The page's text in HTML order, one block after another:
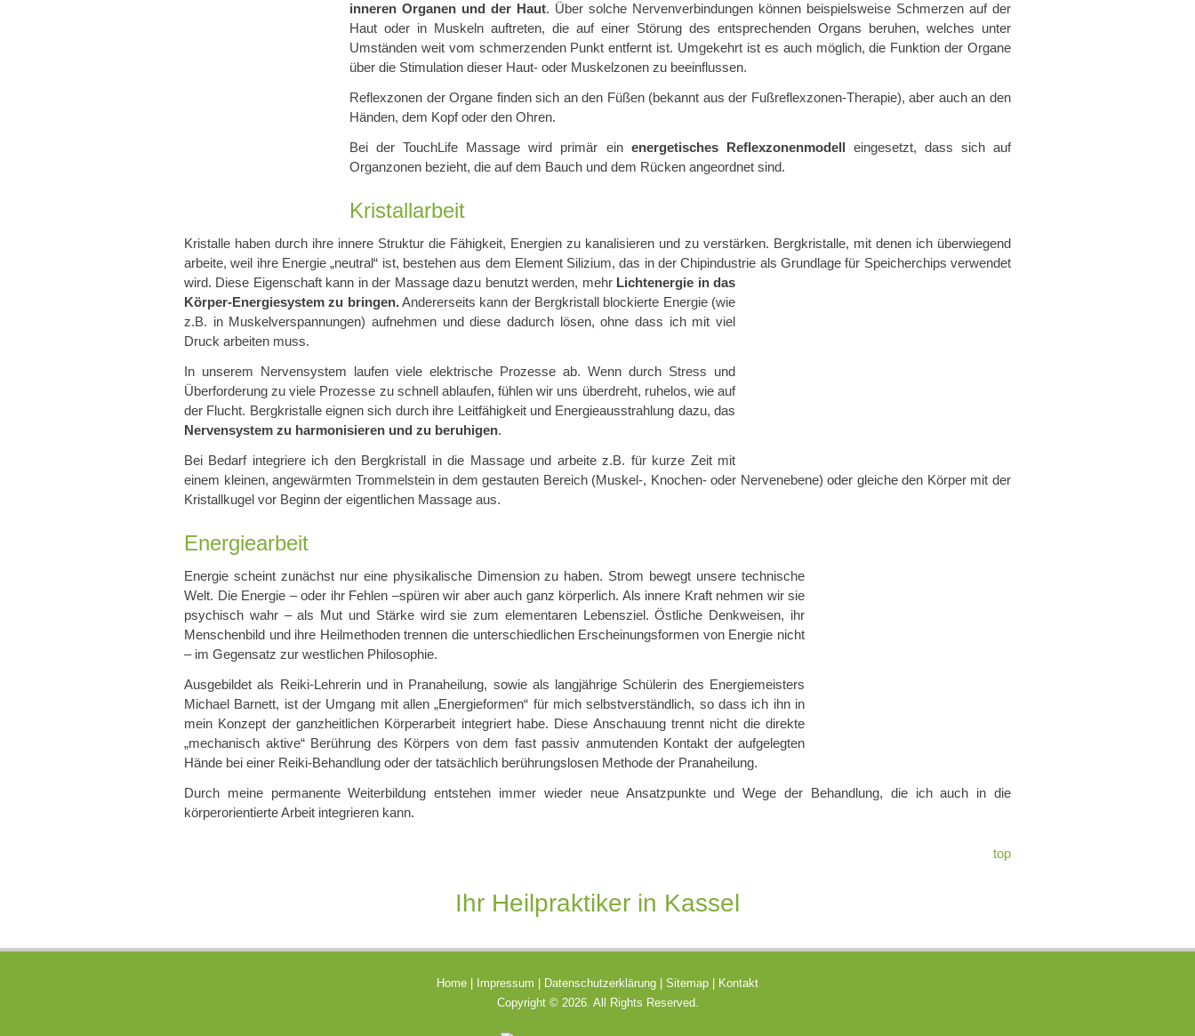
inneren Organen und der Haut. Über solche Nervenverbindungen können beispielsweise Schmerzen auf der
Haut oder in Muskeln auftreten, die auf einer Störung des entsprechenden Organs beruhen, welches unter
Umständen weit vom schmerzenden Punkt entfernt ist. Umgekehrt ist es auch möglich, die Funktion der Organe
über die Stimulation dieser Haut- oder Muskelzonen zu beeinflussen.
Reflexzonen der Organe finden sich an den Füßen (bekannt aus der Fußreflexzonen-Therapie), aber auch an den
Händen, dem Kopf oder den Ohren.
Bei der TouchLife Massage wird primär ein energetisches Reflexzonenmodell eingesetzt, dass sich auf
Organzonen bezieht, die auf dem Bauch und dem Rücken angeordnet sind.
Kristallarbeit
Kristalle haben durch ihre innere Struktur die Fähigkeit, Energien zu kanalisieren und zu verstärken. Bergkristalle, mit denen ich überwiegend
arbeite, weil ihre Energie „neutral“ ist, bestehen aus dem Element Silizium, das in der Chipindustrie als Grundlage für Speicherchips verwendet
wird. Diese Eigenschaft kann in der Massage dazu benutzt werden, mehr Lichtenergie in das
Körper-Energiesystem zu bringen.Andererseits kann der Bergkristall blockierte Energie (wie
z.B. in Muskelverspannungen) aufnehmen und diese dadurch lösen, ohne dass ich mit viel
Druck arbeiten muss.
In unserem Nervensystem laufen viele elektrische Prozesse ab. Wenn durch Stress und
Überforderung zu viele Prozesse zu schnell ablaufen, fühlen wir uns überdreht, ruhelos, wie auf
der Flucht. Bergkristalle eignen sich durch ihre Leitfähigkeit und Energieausstrahlung dazu, das
Nervensystem zu harmonisieren und zu beruhigen.
Bei Bedarf integriere ich den Bergkristall in die Massage und arbeite z.B. für kurze Zeit mit
einem kleinen, angewärmten Trommelstein in dem gestauten Bereich (Muskel-, Knochen- oder Nervenebene) oder gleiche den Körper mit der
Kristallkugel vor Beginn der eigentlichen Massage aus.
Energiearbeit
Energie scheint zunächst nur eine physikalische Dimension zu haben. Strom bewegt unsere technische
Welt. Die Energie – oder ihr Fehlen –spüren wir aber auch ganz körperlich. Als innere Kraft nehmen wir sie
psychisch wahr – als Mut und Stärke wird sie zum elementaren Lebensziel. Östliche Denkweisen, ihr
Menschenbild und ihre Heilmethoden trennen die unterschiedlichen Erscheinungsformen von Energie nicht
– im Gegensatz zur westlichen Philosophie.
Ausgebildet als Reiki-Lehrerin und in Pranaheilung, sowie als langjährige Schülerin des Energiemeisters
Michael Barnett, ist der Umgang mit allen „Energieformen“ für mich selbstverständlich, so dass ich ihn in
mein Konzept der ganzheitlichen Körperarbeit integriert habe. Diese Anschauung trennt nicht die direkte
„mechanisch aktive“ Berührung des Körpers von dem fast passiv anmutenden Kontakt der aufgelegten
Hände bei einer Reiki-Behandlung oder der tatsächlich berührungslosen Methode der Pranaheilung.
Durch meine permanente Weiterbildung entstehen immer wieder neue Ansatzpunkte und Wege der Behandlung, die ich auch in die
körperorientierte Arbeit integrieren kann.
top
Ihr Heilpraktiker in Kassel
Home Impressum Datenschutzerklärung Sitemap
Kontakt
Copyright © 2026. All Rights Reserved.